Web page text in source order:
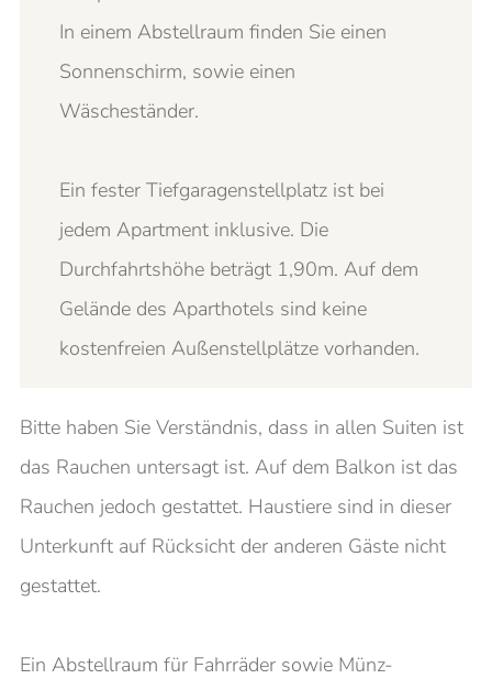
In einem Abstellraum finden Sie einen
Sonnenschirm, sowie einen
Wäscheständer.
Ein fester Tiefgaragenstellplatz ist bei
jedem Apartment inklusive. Die
Durchfahrtshöhe beträgt 1,90m. Auf dem
Gelände des Aparthotels sind keine
kostenfreien Außenstellplätze vorhanden.
Bitte haben Sie Verständnis, dass in allen Suiten ist
das Rauchen untersagt ist. Auf dem Balkon ist das
Rauchen jedoch gestattet. Haustiere sind in dieser
Unterkunft auf Rücksicht der anderen Gäste nicht
gestattet.
Ein Abstellraum für Fahrräder sowie Münz-